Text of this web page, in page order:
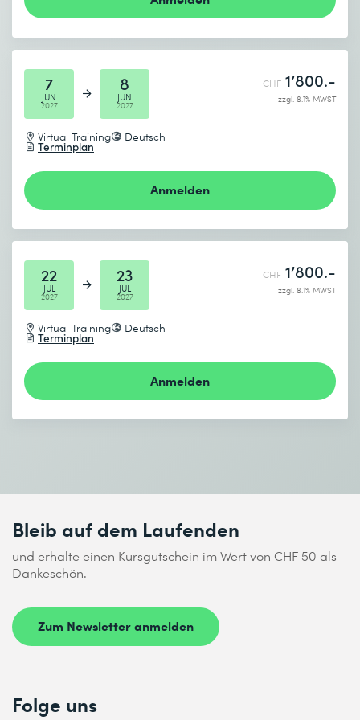
an deinen eigenen Themen arbeiten, die Methoden
nächsten Entscheidungen gehen.
7
JUN
2027
8
JUN
2027
Virtual Training Deutsch
Terminplan
CHF 1’800.-
zzgl. 8.1% MWST
Anmelden
22
JUL
2027
23
JUL
2027
Virtual Training Deutsch
Terminplan
CHF 1’800.-
zzgl. 8.1% MWST
Anmelden
Bleib auf dem Laufenden
und erhalte einen Kursgutschein im Wert von CHF 50 als
Dankeschön.
Zum Newsletter anmelden
Folge uns